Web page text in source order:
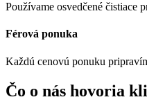
Používame osvedčené čistiace
Férová ponuka
Každú cenovú ponuku
Čo o nás hovoria